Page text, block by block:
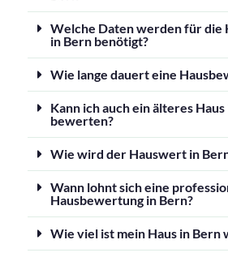
Welche Daten werden für die
in Bern benötigt?
Wie lange dauert eine
Kann ich auch ein älteres
bewerten?
Wie wird der Hauswert in
Wann lohnt sich eine
Hausbewertung in Bern?
Wie viel ist mein Haus in Bern